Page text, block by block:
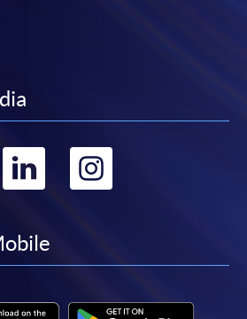
學，並要求申請人上載課程網頁
下方式繳交報名費或課程費用:
碼。有關如何申請繳費靈戶口及密
靈網址http://www.ppshk.com 。
服務- 申請人可以 VISA 或
Go
linkedin
Go